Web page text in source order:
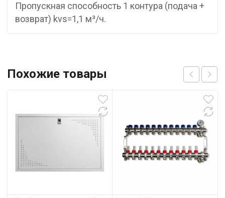
Пропускная способность 1 контура (подача +
возврат) kvs=1,1 м³/ч.
Похожие товары